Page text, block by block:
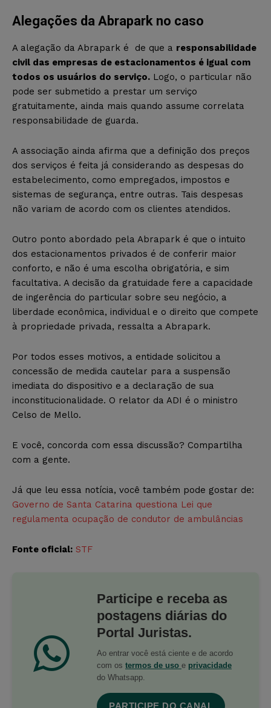
Alegações da Abrapark no caso
A alegação da Abrapark é de que a responsabilidade
civil das empresas de estacionamentos é igual com
todos os usuários do serviço. Logo, o particular não
pode ser submetido a prestar um serviço
gratuitamente, ainda mais quando assume correlata
responsabilidade de guarda.
A associação ainda afirma que a definição dos preços
dos serviços é feita já considerando as despesas do
estabelecimento, como empregados, impostos e
sistemas de segurança, entre outras. Tais despesas
não variam de acordo com os clientes atendidos.
Outro ponto abordado pela Abrapark é que o intuito
dos estacionamentos privados é de conferir maior
conforto, e não é uma escolha obrigatória, e sim
facultativa. A decisão da gratuidade fere a capacidade
de ingerência do particular sobre seu negócio, a
liberdade econômica, individual e o direito que compete
à propriedade privada, ressalta a Abrapark.
Por todos esses motivos, a entidade solicitou a
concessão de medida cautelar para a suspensão
imediata do dispositivo e a declaração de sua
inconstitucionalidade. O relator da ADI é o ministro
Celso de Mello.
E você, concorda com essa discussão? Compartilha
com a gente.
Já que leu essa notícia, você também pode gostar de:
Governo de Santa Catarina questiona Lei que
regulamenta ocupação de condutor de ambulâncias
Fonte oficial: STF
Participe e receba as
postagens diárias do
Portal Juristas.
Ao entrar você está ciente e de acordo
com os termos de uso e privacidade
do Whatsapp.
PARTICIPE DO CANAL